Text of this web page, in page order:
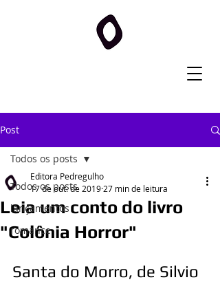
Post
Todos os posts
lançamentos
romance
Todos os posts
Leia um conto do livro
"Colônia Horror"
Editora Pedregulho
17 de out. de 2019 27 min de leitura
Santa do Morro, de Silvio